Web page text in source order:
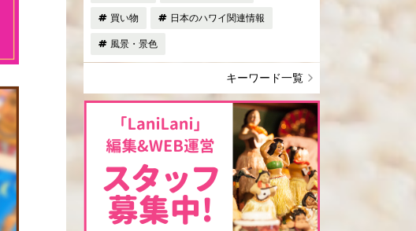
買い物 日本のハワイ関連情報
風景・景色
キーワード一覧